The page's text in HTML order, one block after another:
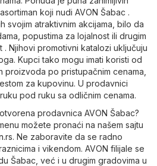
koji nudi AVON Šabac .
svojim atraktivnim akcijama, bilo da
popustima za lojalnost ili drugim
. Njihovi promotivni katalozi uključuju
Kupci tako mogu imati koristi od
proizvoda po pristupačnim cenama,
za kupovinu. U prodavnici
pod ruku sa odličnim cenama.
prodavnica AVON Šabac?
možete pronaći na našem sajtu
. Ne zaboravite da se radno
i vikendom. AVON filijale se
Šabac, već i u drugim gradovima u